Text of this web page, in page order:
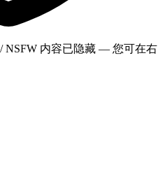
NSFW 内容已隐藏 — 您可在右